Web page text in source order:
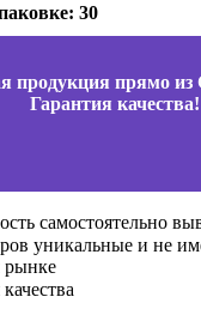
30
продукция прямо
Гарантия качества!
самостоятельно
уникальные и не
рынке